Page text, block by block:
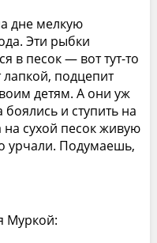
дне мелкую
Эти рыбки
в песок — вот тут-то
подцепит
детям. А они уж
и ступить на
сухой песок живую
урчали. Подумаешь,
Муркой: